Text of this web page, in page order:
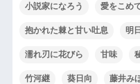
小説家になろう 愛をこめ
抱かれた棘と甘い吐息 明
濡れ刃に花びら 甘味
竹河継 葵日向 藤井み